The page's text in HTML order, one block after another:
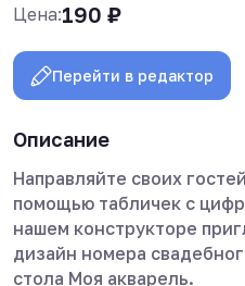
Цена:190 ₽
Перейти в редактор
Описание
Направляйте своих
помощью табличек с
нашем конструкторе
дизайн номера
стола Моя акварель.